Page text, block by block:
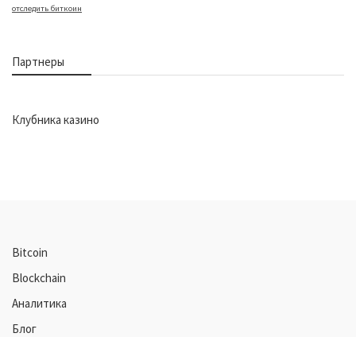
отследить биткоин
Партнеры
Клубника казино
Bitcoin
Blockchain
Аналитика
Блог